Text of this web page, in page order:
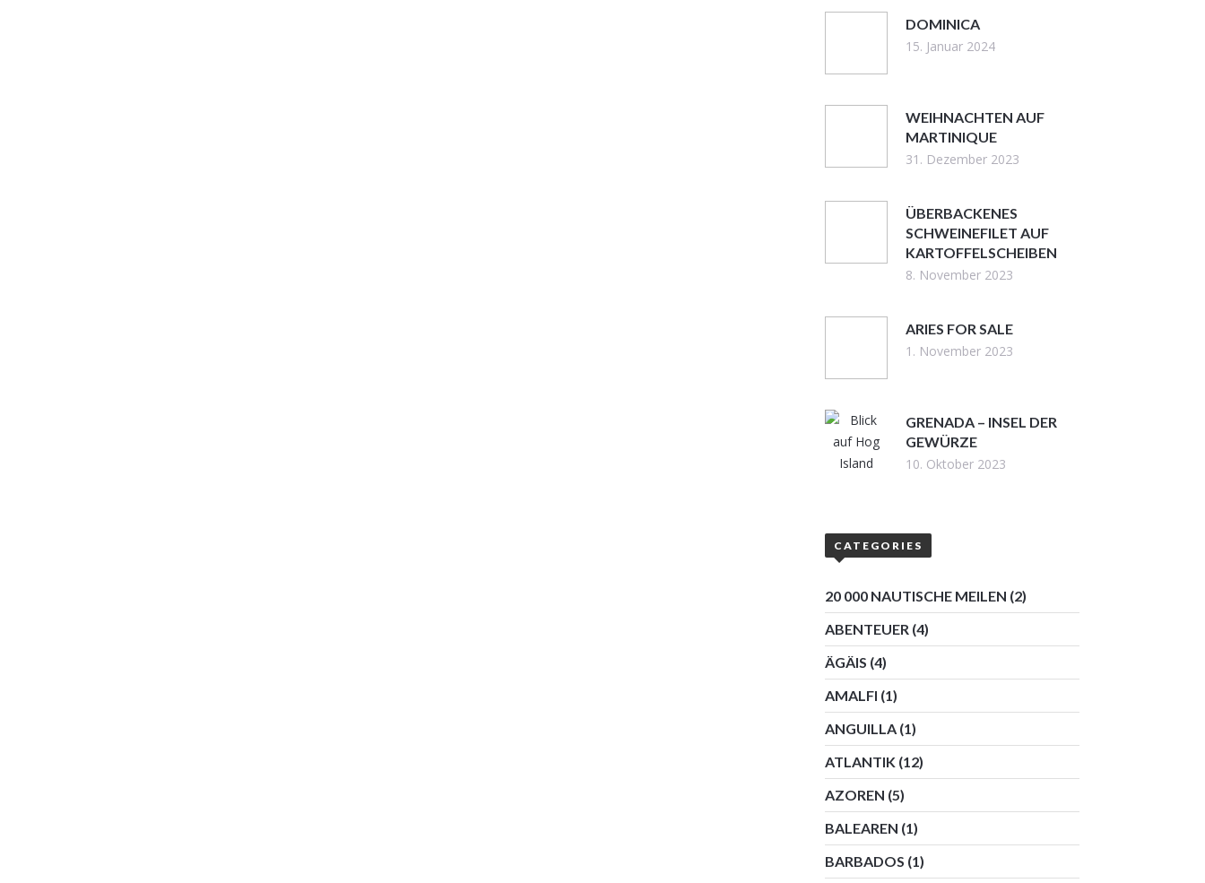
DOMINICA
15. Januar 2024
WEIHNACHTEN AUF
MARTINIQUE
31. Dezember 2023
ÜBERBACKENES
SCHWEINEFILET AUF
KARTOFFELSCHEIBEN
8. November 2023
ARIES FOR SALE
1. November 2023
GRENADA – INSEL DER
GEWÜRZE
10. Oktober 2023
CATEGORIES
20 000 NAUTISCHE MEILEN (2)
ABENTEUER (4)
ÄGÄIS (4)
AMALFI (1)
ANGUILLA (1)
ATLANTIK (12)
AZOREN (5)
BALEAREN (1)
BARBADOS (1)